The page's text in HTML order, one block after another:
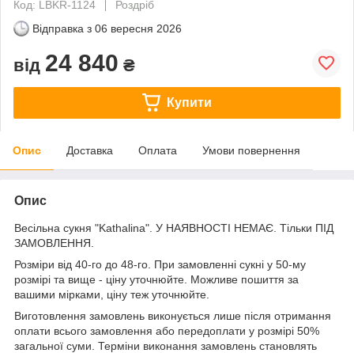
Код: LBKR-1124
Роздріб
Відправка з 06 вересня 2026
від 24 840 ₴
Купити
Опис Доставка Оплата Умови повернення
Опис
Весільна сукня "Kathalina". У НАЯВНОСТІ НЕМАЄ. Тільки ПІД
ЗАМОВЛЕННЯ.
Розміри від 40-го до 48-го. При замовленні сукні у 50-му
розмірі та вище - ціну уточнюйте. Можливе пошиття за
вашими мірками, ціну теж уточнюйте.
Виготовлення замовлень виконується лише після отримання
оплати всього замовлення або передоплати у розмірі 50%
загальної суми. Терміни виконання замовлень становлять